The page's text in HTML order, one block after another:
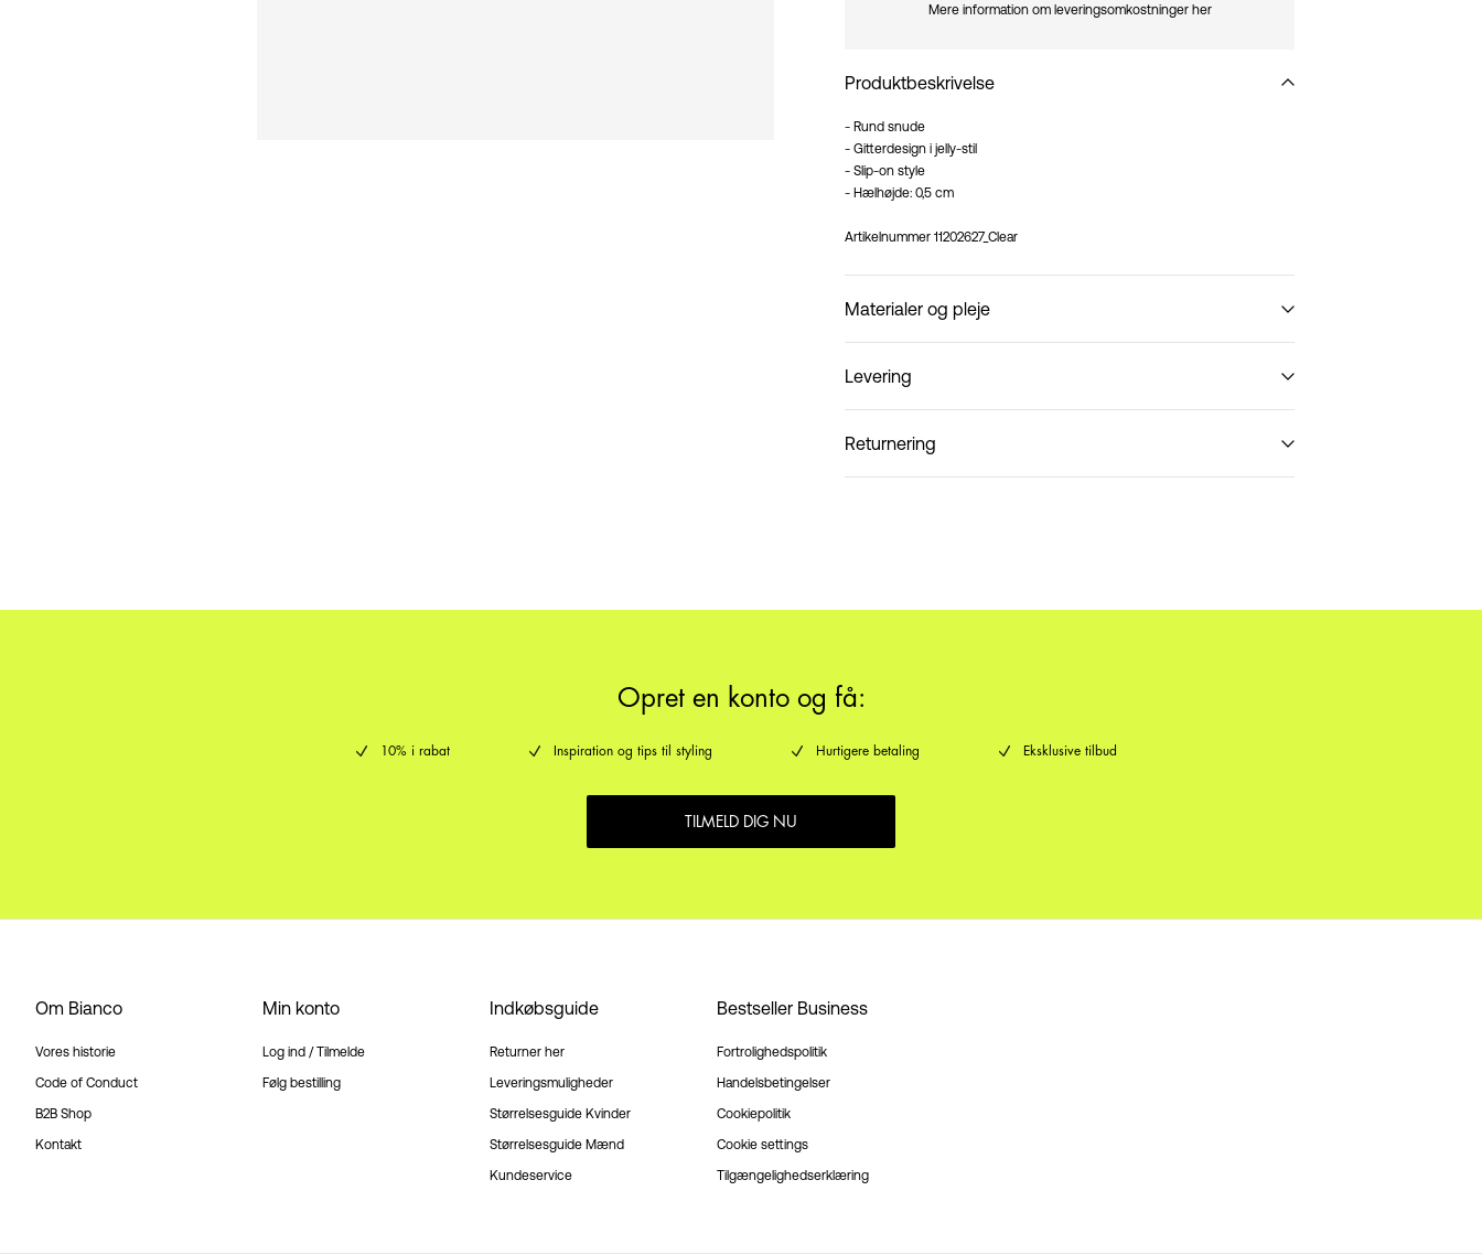
Mere information om leveringsomkostninger her
Produktbeskrivelse
- Rund snude
- Gitterdesign i jelly-stil
- Slip-on style
- Hælhøjde: 0,5 cm
Artikelnummer 11202627_Clear
Materialer og pleje
Levering
Returnering
Opret en konto og få:
10% i rabat Inspiration og tips til styling Hurtigere betaling Eksklusive tilbud
TILMELD DIG NU
Om Bianco
Vores historie
Code of Conduct
B2B Shop
Kontakt
Min konto
Log ind / Tilmelde
Følg bestilling
Indkøbsguide
Returner her
Leveringsmuligheder
Størrelsesguide Kvinder
Størrelsesguide Mænd
Kundeservice
Bestseller Business
Fortrolighedspolitik
Handelsbetingelser
Cookiepolitik
Cookie settings
Tilgængelighedserklæring